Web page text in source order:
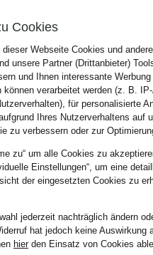
Cookies
Webseite Cookies und
unsere Partner (Drittanbieter)
und Ihnen interessante
können verarbeitet werden (z. B.
für personalisierte
Ihres Nutzerverhaltens auf
zu verbessern oder zur
zu“ um alle Cookies zu
Einstellungen“, um eine
der eingesetzten Cookies zu
jederzeit nachträglich ändern
hat jedoch keine Auswirkung
hierden Einsatz von Cookies